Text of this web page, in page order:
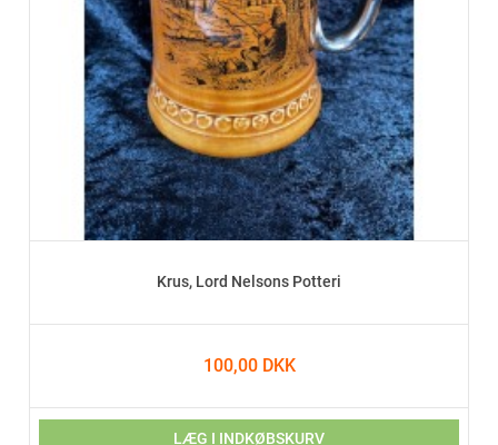
Krus, Lord Nelsons Potteri
100,00 DKK
LÆG I INDKØBSKURV